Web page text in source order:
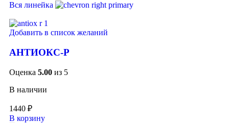
Вся линейка
Добавить в список желаний
АНТИОКС-Р
Оценка 5.00 из 5
В наличии
1440 ₽
В корзину